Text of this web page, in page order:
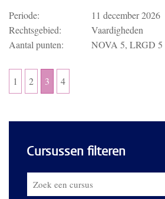
Periode:
11 december 2026
Rechtsgebied:
Vaardigheden
Aantal punten:
NOVA 5, LRGD 5
1 2 3 4
Cursussen filteren